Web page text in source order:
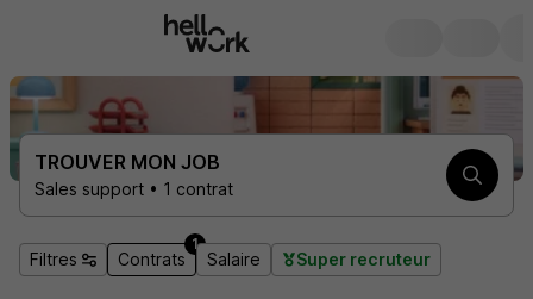
TROUVER MON JOB
Sales support • 1 contrat
Filtres Contrats
1
Salaire Super recruteur